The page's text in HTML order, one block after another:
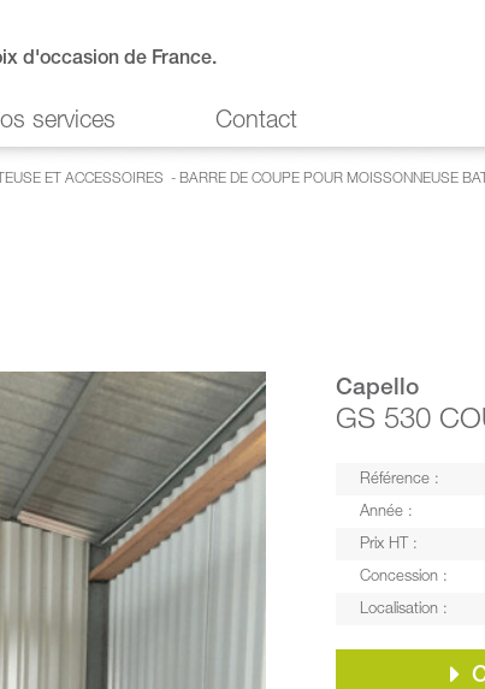
d'occasion de France.
services Contact
ET ACCESSOIRES - BARRE DE COUPE POUR MOISSONNEUSE
Capello
GS 530
Référence :
Année :
Prix HT :
Concession :
Localisation :